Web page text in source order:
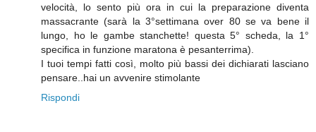
velocità, lo sento più ora in cui la preparazione diventa
massacrante (sarà la 3°settimana over 80 se va bene il
lungo, ho le gambe stanchette! questa 5° scheda, la 1°
specifica in funzione maratona è pesanterrima).
I tuoi tempi fatti così, molto più bassi dei dichiarati lasciano
pensare..hai un avvenire stimolante
Rispondi